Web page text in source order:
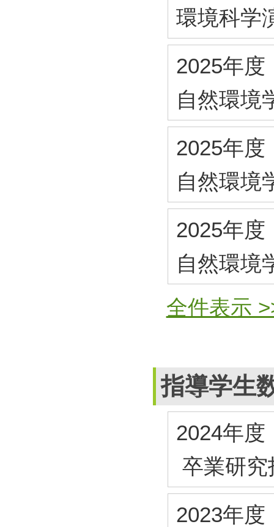
環境科学
2025年度
自然環境
2025年度
自然環境
2025年度
自然環
全件表示
指導学生
2024年度
卒業研
2023年度